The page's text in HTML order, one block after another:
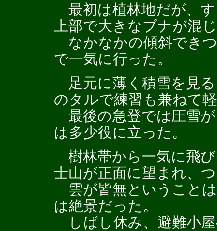
最初は植林地だが、
上部で大きなブナが混
なかなかの傾斜でき
で一気に行った。
足元に薄く積雪を見
のタルで練習も兼ねて
最後の急登では圧雪
は多少役に立った。
樹林帯から一気に飛
士山が正面に望まれ、
雲が皆無ということ
は絶景だった。
しばし休み、避難小